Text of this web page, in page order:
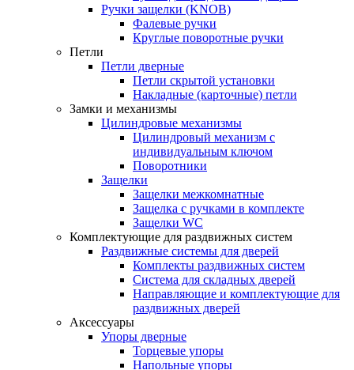
Ручки защелки (KNOB)
Фалевые ручки
Круглые поворотные ручки
Петли
Петли дверные
Петли скрытой установки
Накладные (карточные) петли
Замки и механизмы
Цилиндровые механизмы
Цилиндровый механизм с
индивидуальным ключом
Поворотники
Защелки
Защелки межкомнатные
Защелка с ручками в комплекте
Защелки WC
Комплектующие для раздвижных систем
Раздвижные системы для дверей
Комплекты раздвижных систем
Система для складных дверей
Направляющие и комплектующие для
раздвижных дверей
Аксессуары
Упоры дверные
Торцевые упоры
Напольные упоры